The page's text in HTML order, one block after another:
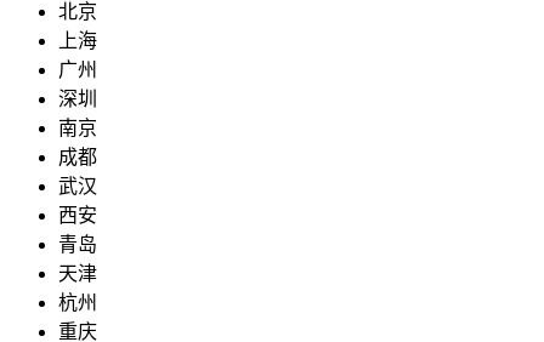
北京
上海
广州
深圳
南京
成都
武汉
西安
青岛
天津
杭州
重庆